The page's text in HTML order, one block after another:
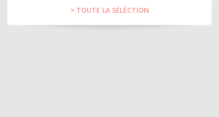
> TOUTE LA SÉLÉCTION